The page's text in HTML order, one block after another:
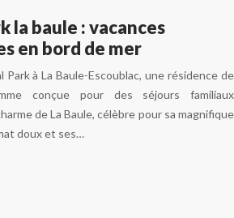
la baule : vacances
en bord de mer
Park à La Baule-Escoublac, une résidence de
conçue pour des séjours familiaux
de La Baule, célèbre pour sa magnifique
doux et ses…